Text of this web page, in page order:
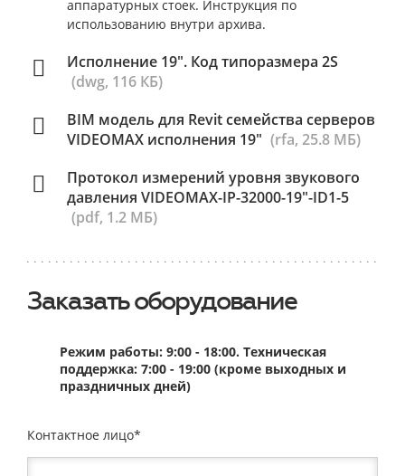
аппаратурных стоек. Инструкция по
использованию внутри архива.
Исполнение 19". Код типоразмера 2S
(dwg, 116 КБ)
BIM модель для Revit семейства серверов
VIDEOMAX исполнения 19" (rfa, 25.8 МБ)
Протокол измерений уровня звукового
давления VIDEOMAX-IP-32000-19"-ID1-5
(pdf, 1.2 МБ)
Заказать оборудование
Режим работы: 9:00 - 18:00. Техническая
поддержка: 7:00 - 19:00 (кроме выходных и
праздничных дней)
Контактное лицо